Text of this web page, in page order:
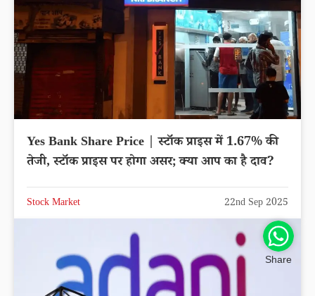
Yes Bank Share Price | स्टॉक प्राइस में 1.67% की
तेजी, स्टॉक प्राइस पर होगा असर; क्या आप का है दाव?
Stock Market 22nd Sep 2025
Share